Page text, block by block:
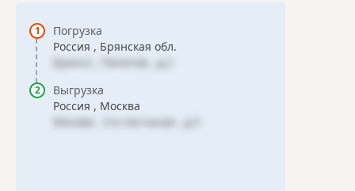
Погрузка
Россия , Брянская обл.
Брянск , Пилотов , д.2
Выгрузка
Россия , Москва
Москва , 3-я песчаная , д.5